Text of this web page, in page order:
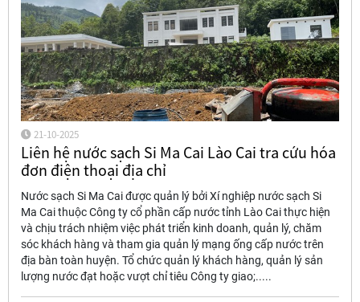
21-10-2025
Liên hệ nước sạch Si Ma Cai Lào Cai tra cứu hóa
đơn điện thoại địa chỉ
Nước sạch Si Ma Cai được quản lý bởi Xí nghiệp nước sạch Si
Ma Cai thuộc Công ty cổ phần cấp nước tỉnh Lào Cai thực hiện
và chịu trách nhiệm việc phát triển kinh doanh, quản lý, chăm
sóc khách hàng và tham gia quản lý mạng ống cấp nước trên
địa bàn toàn huyện. Tổ chức quản lý khách hàng, quản lý sản
lượng nước đạt hoặc vượt chỉ tiêu Công ty giao;.....